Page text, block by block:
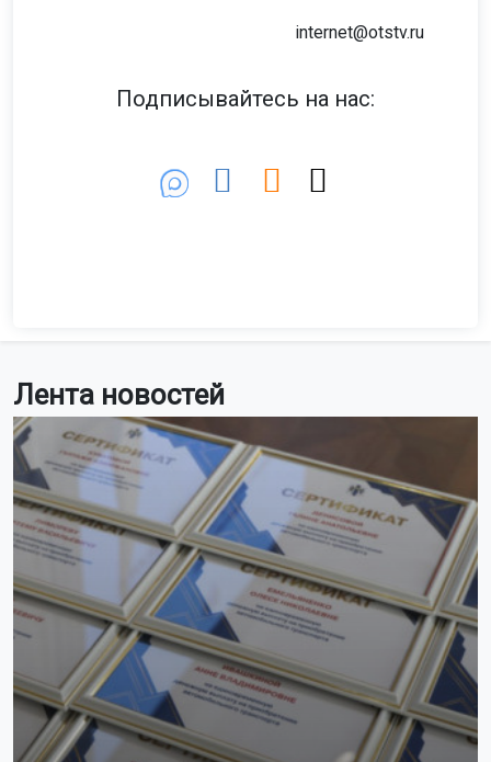
Лента новостей
internet@otstv.ru
Подписывайтесь на нас: